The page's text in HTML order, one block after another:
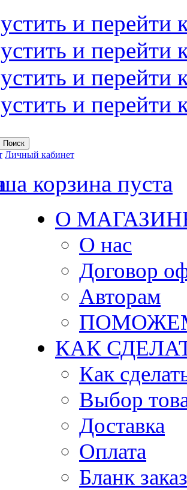
и перейти
и перейти
и перейти
и перейти
Личный кабинет
корзина пуста
О
О нас
Договор
Авторам
КАК
Как
Выбор
Доставка
Оплата
Бланк